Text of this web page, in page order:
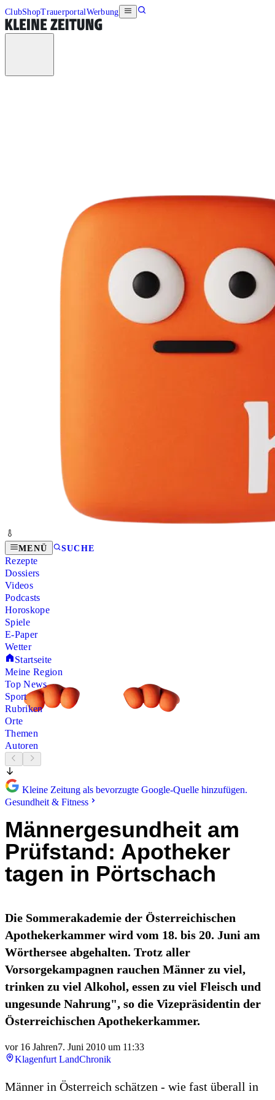
ClubShopTrauerportalWerbung
MENÜ SUCHE
Rezepte
Dossiers
Videos
Podcasts
Horoskope
Spiele
E-Paper
Wetter
Startseite
Meine Region
Top News
Sport
Rubriken
Orte
Themen
Autoren
Kleine Zeitung als bevorzugte Google-Quelle hinzufügen.
Gesundheit & Fitness
Männergesundheit am
Prüfstand: Apotheker
tagen in Pörtschach
Die Sommerakademie der Österreichischen
Apothekerkammer wird vom 18. bis 20. Juni am
Wörthersee abgehalten. Trotz aller
Vorsorgekampagnen rauchen Männer zu viel,
trinken zu viel Alkohol, essen zu viel Fleisch und
ungesunde Nahrung", so die Vizepräsidentin der
Österreichischen Apothekerkammer.
vor 16 Jahren7. Juni 2010 um 11:33
Klagenfurt LandChronik
Männer in Österreich schätzen - wie fast überall in